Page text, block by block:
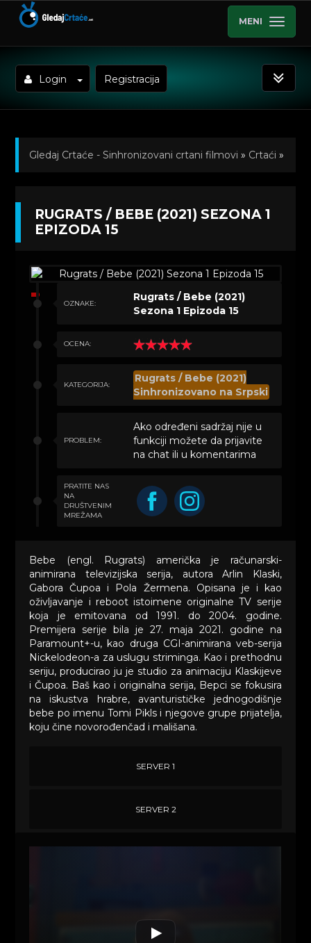
MENI
Login Registracija
Gledaj Crtaće - Sinhronizovani crtani filmovi » Crtaći »
Kratkometrazni crtani filmovi » Rugrats / Bebe (2021)
RUGRATS / BEBE (2021) SEZONA 1
EPIZODA 15
OZNAKE:
Rugrats / Bebe (2021)
Sezona 1 Epizoda 15
OCENA:
KATEGORIJA:
Rugrats / Bebe (2021)
Sinhronizovano na Srpski
PROBLEM:
Ako određeni sadržaj nije u
funkciji možete da prijavite
na chat ili u komentarima
PRATITE NAS
NA
DRUŠTVENIM
MREŽAMA
Bebe (engl. Rugrats) američka je računarski-
animirana televizijska serija, autora Arlin Klaski,
Gabora Čupoa i Pola Žermena. Opisana je i kao
oživljavanje i reboot istoimene originalne TV serije
koja je emitovana od 1991. do 2004. godine.
Premijera serije bila je 27. maja 2021. godine na
Paramount+-u, kao druga CGI-animirana veb-serija
Nickelodeon-a za uslugu striminga. Kao i prethodnu
seriju, producirao ju je studio za animaciju Klaskijeve
i Čupoa. Baš kao i originalna serija, Bepci se fokusira
na iskustva hrabre, avanturističke jednogodišnje
bebe po imenu Tomi Pikls i njegove grupe prijatelja,
koju čine novorođenčad i mališana.
SERVER 1
SERVER 2